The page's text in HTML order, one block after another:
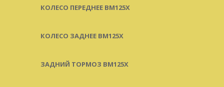
КОЛЕСО ПЕРЕДНЕЕ BM125X
КОЛЕСО ЗАДНЕЕ BM125X
ЗАДНИЙ ТОРМОЗ BM125X